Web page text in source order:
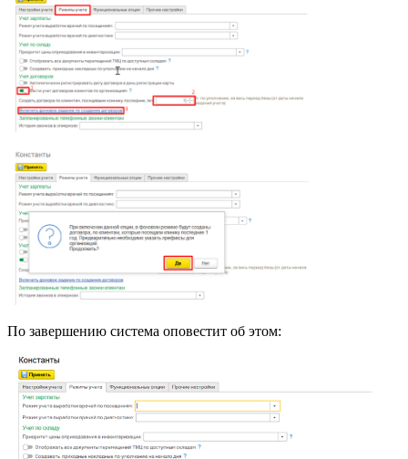
По завершению система оповестит об этом: